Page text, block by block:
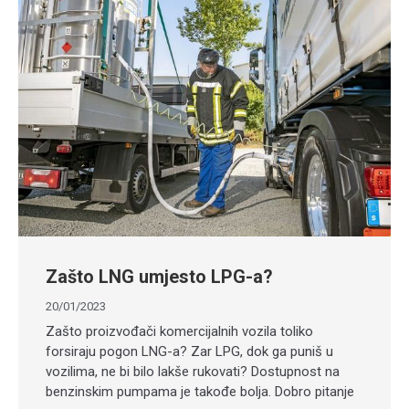
Zašto LNG umjesto LPG-a?
20/01/2023
Zašto proizvođači komercijalnih vozila toliko
forsiraju pogon LNG-a? Zar LPG, dok ga puniš u
vozilima, ne bi bilo lakše rukovati? Dostupnost na
benzinskim pumpama je takođe bolja. Dobro pitanje